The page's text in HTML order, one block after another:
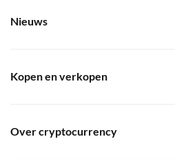
Nieuws
Kopen en verkopen
Over cryptocurrency